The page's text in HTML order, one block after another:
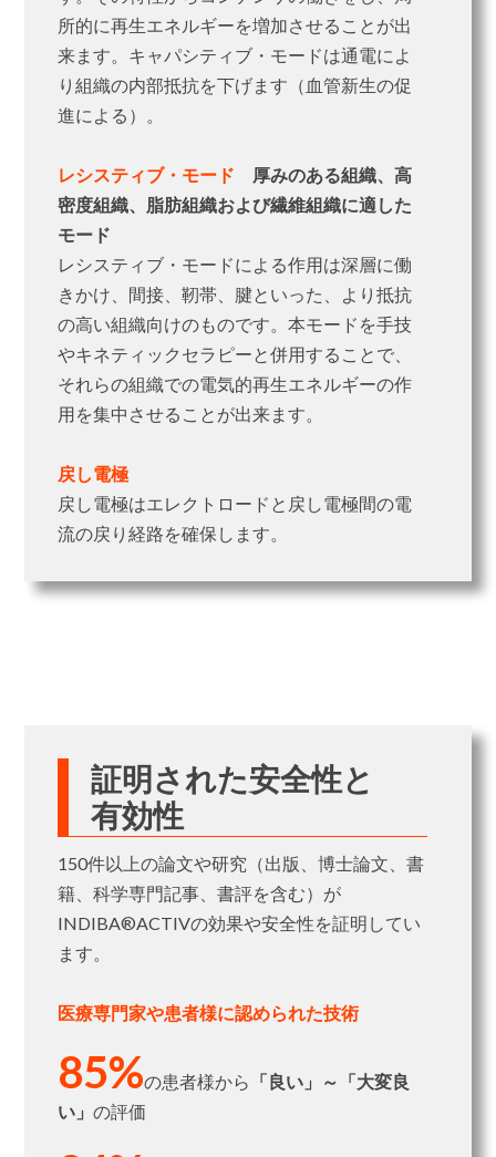
所的に再生エネルギーを増加させることが出
来ます。キャパシティブ・モードは通電によ
り組織の内部抵抗を下げます（血管新生の促
進による）。
レシスティブ・モード 厚みのある組織、高
密度組織、脂肪組織および繊維組織に適した
モード
レシスティブ・モードによる作用は深層に働
きかけ、間接、靭帯、腱といった、より抵抗
の高い組織向けのものです。本モードを手技
やキネティックセラピーと併用することで、
それらの組織での電気的再生エネルギーの作
用を集中させることが出来ます。
戻し電極
戻し電極はエレクトロードと戻し電極間の電
流の戻り経路を確保します。
証明された安全性と
有効性
150件以上の論文や研究（出版、博士論文、書
籍、科学専門記事、書評を含む）が
INDIBA®ACTIVの効果や安全性を証明してい
ます。
医療専門家や患者様に認められた技術
85%の患者様から 「良い」～「大変良
い」の評価